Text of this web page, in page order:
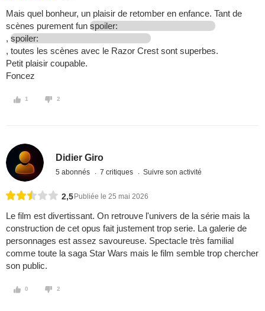
Mais quel bonheur, un plaisir de retomber en enfance. Tant de
scènes purement fun spoiler:
, spoiler:
, toutes les scènes avec le Razor Crest sont superbes.
Petit plaisir coupable.
Foncez
1 2
Didier Giro
5 abonnés 7 critiques Suivre son activité
2,5 Publiée le 25 mai 2026
Le film est divertissant. On retrouve l'univers de la série mais la
construction de cet opus fait justement trop serie. La galerie de
personnages est assez savoureuse. Spectacle très familial
comme toute la saga Star Wars mais le film semble trop chercher
son public.
0 2